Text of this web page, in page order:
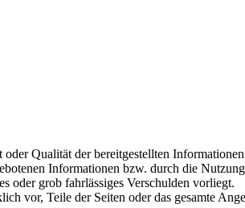
Qualität der bereitgestellten
Informationen bzw. durch die
oder grob fahrlässiges Verschulden vorliegt.
vor, Teile der Seiten oder das gesamte